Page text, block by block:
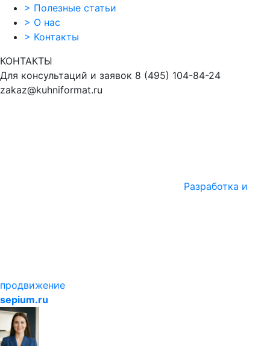
> Полезные статьи
> О нас
> Контакты
КОНТАКТЫ
Для консультаций и заявок 8 (495) 104-84-24
zakaz@kuhniformat.ru
Разработка и
продвижение
sepium.ru